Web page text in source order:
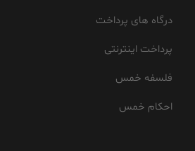
درگاه های پرداخت
پرداخت اینترنتی
فلسفه خمس
احکام خمس